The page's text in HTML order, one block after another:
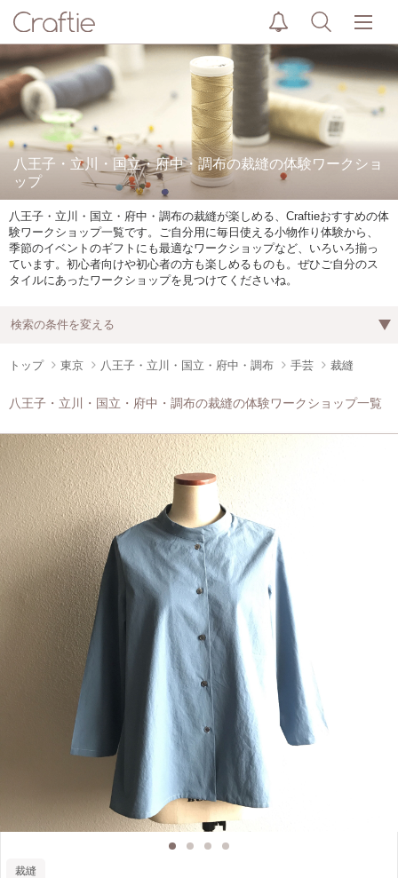
八王子・立川・国立・府中・調布の裁縫の体験ワークショ
ップ
八王子・立川・国立・府中・調布の裁縫が楽しめる、Craftieおすすめの体
験ワークショップ一覧です。ご自分用に毎日使える小物作り体験から、
季節のイベントのギフトにも最適なワークショップなど、いろいろ揃っ
ています。初心者向けや初心者の方も楽しめるものも。ぜひご自分のス
タイルにあったワークショップを見つけてくださいね。
検索の条件を変える
トップ 東京 八王子・立川・国立・府中・調布 手芸 裁縫
八王子・立川・国立・府中・調布の裁縫の体験ワークショップ一覧
裁縫